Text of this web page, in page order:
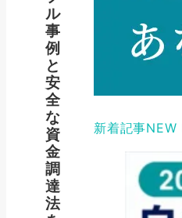
ル
事
例
と
安
全
な
資
金
調
達
法
新着記事NEW